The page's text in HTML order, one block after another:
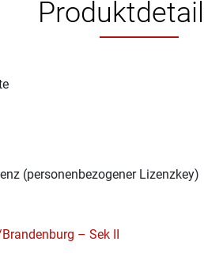
(personenbezogener Lizenzkey)
– Sek II